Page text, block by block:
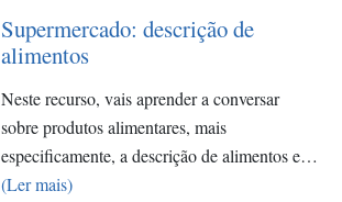
Supermercado: descrição de
alimentos
Neste recurso, vais aprender a conversar
sobre produtos alimentares, mais
especificamente, a descrição de alimentos e…
(Ler mais)